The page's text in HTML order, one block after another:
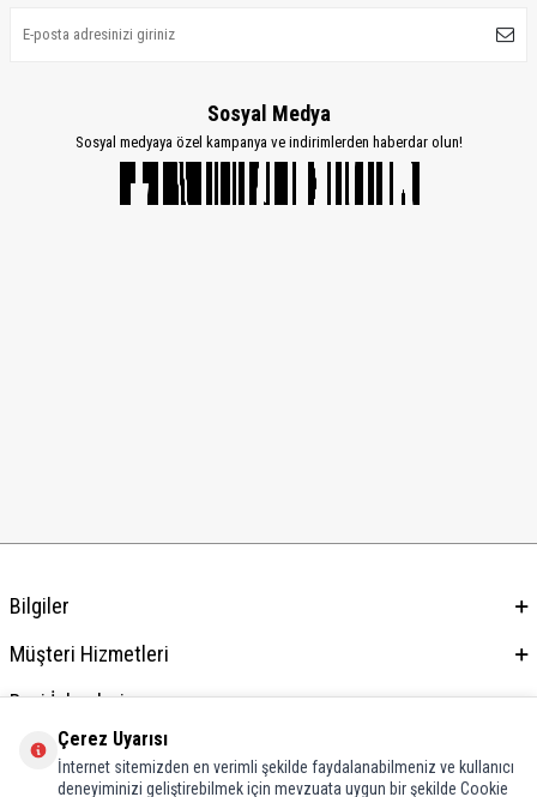
Sosyal Medya
Sosyal medyaya özel kampanya ve indirimlerden haberdar olun!
Bilgiler
Müşteri Hizmetleri
Bayi İşlemleri
Adres & İletişim
Çerez Uyarısı
İnternet sitemizden en verimli şekilde faydalanabilmeniz ve kullanıcı
deneyiminizi geliştirebilmek için mevzuata uygun bir şekilde Cookie